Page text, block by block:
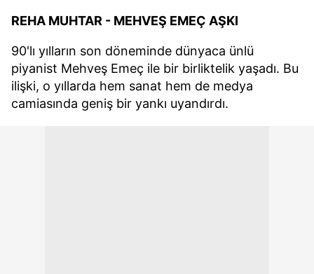
REHA MUHTAR - MEHVEŞ EMEÇ AŞKI
90'lı yılların son döneminde dünyaca ünlü
piyanist Mehveş Emeç ile bir birliktelik yaşadı. Bu
ilişki, o yıllarda hem sanat hem de medya
camiasında geniş bir yankı uyandırdı.